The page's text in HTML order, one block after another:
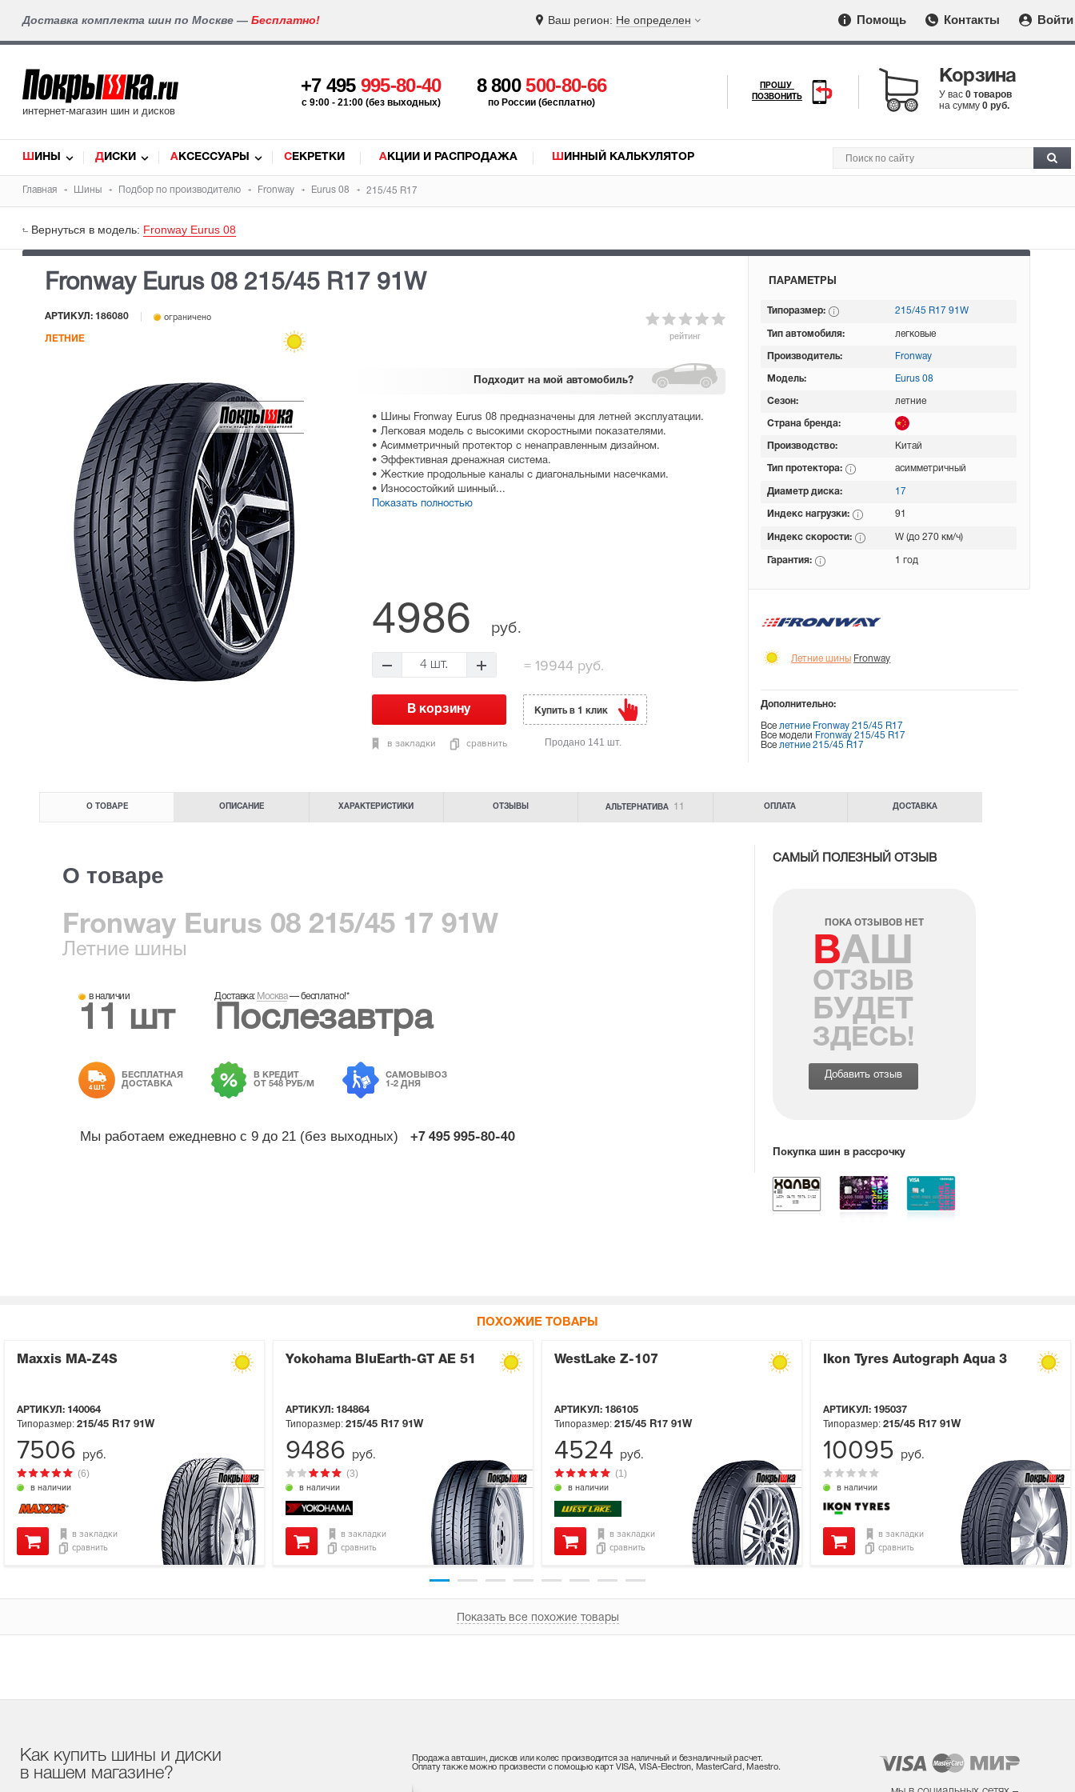
Доставка комплекта шин по Москве — Бесплатно! Ваш регион: Не определен Помощь Контакты Войти
интернет-магазин шин и дисков
+7 495 995-80-40
c 9:00 - 21:00 (без выходных)
8 800500-80-66
по России (бесплатно)
ПРОШУ
ПОЗВОНИТЬ
Корзина
У вас 0 товаров
на сумму 0 руб.
ШИНЫ ДИСКИ АКСЕССУАРЫ СЕКРЕТКИ АКЦИИ И РАСПРОДАЖА ШИННЫЙ КАЛЬКУЛЯТОР
Главная Шины Подбор по производителю Fronway Eurus 08 215/45 R17
Вернуться в модель: Fronway Eurus 08
Fronway Eurus 08 215/45 R17 91W
рейтинг
АРТИКУЛ: 186080 ограничено
ЛЕТНИЕ
Подходит на мой автомобиль?
• Шины Fronway Eurus 08 предназначены для летней эксплуатации.
• Легковая модель с высокими скоростными показателями.
• Асимметричный протектор с ненаправленным дизайном.
• Эффективная дренажная система.
• Жесткие продольные каналы с диагональными насечками.
• Износостойкий шинный...
Показать полностью
4986 руб.
4 шт. =19944 руб.
в закладки сравнить
Купить в 1 клик
Продано 141 шт.
ПАРАМЕТРЫ
Типоразмер: 215/45 R17 91W
Тип автомобиля: легковые
Производитель: Fronway
Модель: Eurus 08
Сезон: летние
Страна бренда:
Производство: Китай
Тип протектора: асимметричный
Диаметр диска: 17
Индекс нагрузки: 91
Индекс скорости: W (до 270 км/ч)
Гарантия: 1 год
Летние шины Fronway
Дополнительно:
Все летние Fronway 215/45 R17
Все модели Fronway 215/45 R17
Все летние 215/45 R17
О ТОВАРЕ ОПИСАНИЕ ХАРАКТЕРИСТИКИ ОТЗЫВЫ АЛЬТЕРНАТИВА 11 ОПЛАТА ДОСТАВКА
О товаре
Fronway Eurus 08 215/45 17 91W
Летние шины
в наличии
11 шт
Доставка: Москва—бесплатно!*
Послезавтра
4 ШТ.
БЕСПЛАТНАЯ
ДОСТАВКА
В КРЕДИТ
ОТ 548 РУБ/М
САМОВЫВОЗ
1-2 ДНЯ
Мы работаем ежедневно с 9 до 21 (без выходных) +7 495 995-80-40
САМЫЙ ПОЛЕЗНЫЙ ОТЗЫВ
ПОКА ОТЗЫВОВ НЕТ
ВАШ
ОТЗЫВ
БУДЕТ
ЗДЕСЬ!
Добавить отзыв
Покупка шин в рассрочку
ПОХОЖИЕ ТОВАРЫ
Maxxis MA-Z4S
АРТИКУЛ: 140064
в наличии
(6)
Типоразмер: 215/45 R17 91W
в закладки
сравнить
7506 руб.
Yokohama BluEarth-GT AE 51
АРТИКУЛ: 184864
в наличии
(3)
Типоразмер: 215/45 R17 91W
в закладки
сравнить
9486 руб.
WestLake Z-107
АРТИКУЛ: 186105
в наличии
(1)
Типоразмер: 215/45 R17 91W
в закладки
сравнить
4524 руб.
Ikon Tyres Autograph Aqua 3
АРТИКУЛ: 195037
в наличии
Типоразмер: 215/45 R17 91W
в закладки
сравнить
10095 руб.
Показать все похожие товары
Как купить шины и диски
в нашем магазине?
Продажа автошин, дисков или колес производится за наличный и безналичный расчет.
Оплату также можно произвести с помощью карт VISA, VISA-Electron, MasterCard, Maestro.